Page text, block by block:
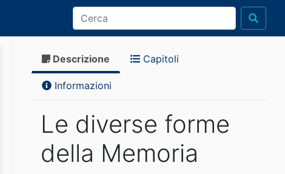
Descrizione Capitoli
Informazioni
Le diverse forme
della Memoria